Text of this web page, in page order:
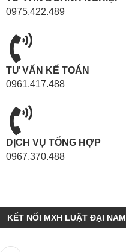
0975.422.489
TƯ VẤN KẾ TOÁN
0961.417.488
DỊCH VỤ TỔNG HỢP
0967.370.488
KẾT NỐI MXH LUẬT ĐẠI NAM